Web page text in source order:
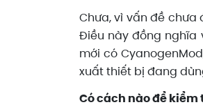
Chưa, vì vấn đề
Điều này đồng nghĩa
mới có
xuất thiết bị đang
Có cách nào để